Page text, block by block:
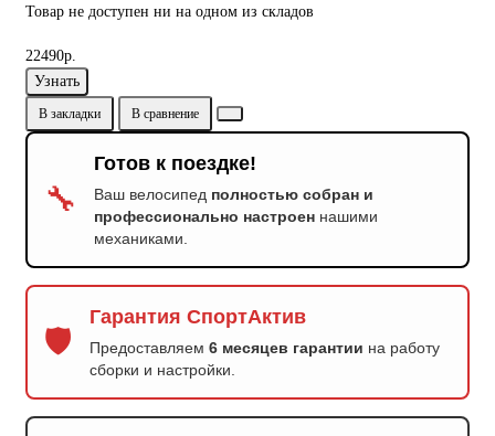
Товар не доступен ни на одном из складов
22490р.
Узнать
В закладки В сравнение
🔧
Готов к поездке!
Ваш велосипед полностью собран и
профессионально настроен нашими
механиками.
🛡️
Гарантия СпортАктив
Предоставляем 6 месяцев гарантии на работу
сборки и настройки.